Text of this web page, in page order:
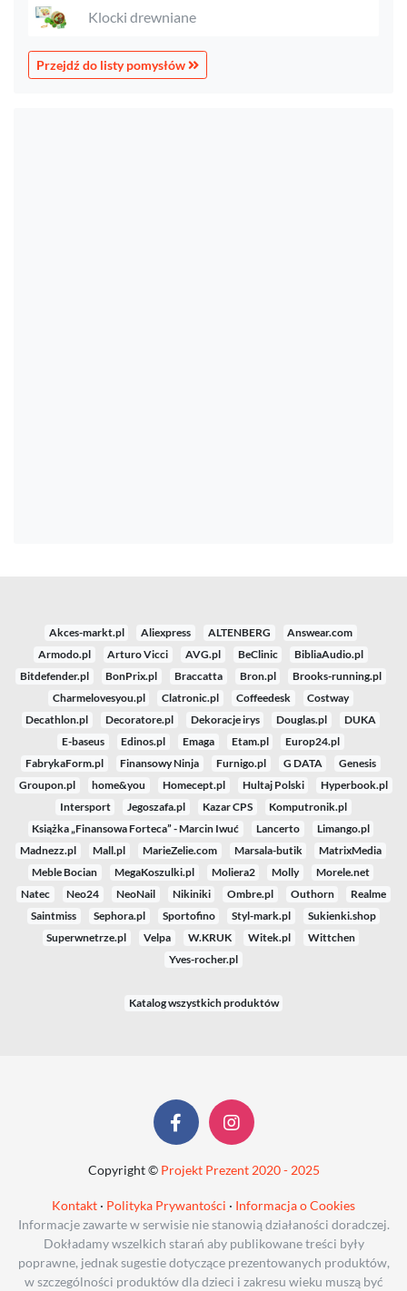
Klocki drewniane
Przejdź do listy pomysłów
Akces-markt.pl Aliexpress ALTENBERG
Answear.com
Armodo.pl
Arturo Vicci AVG.pl BeClinic
BibliaAudio.pl
Bitdefender.pl
BonPrix.pl Braccatta Bron.pl
Brooks-running.pl
Charmelovesyou.pl
Clatronic.pl Coffeedesk
Costway
Decathlon.pl
Decoratore.pl Dekoracje irys Douglas.pl
DUKA
E-baseus
Edinos.pl Emaga Etam.pl
Europ24.pl
FabrykaForm.pl
Finansowy Ninja Furnigo.pl G DATA
Genesis
Groupon.pl
home&you Homecept.pl Hultaj Polski
Hyperbook.pl
Intersport
Jegoszafa.pl Kazar CPS
Komputronik.pl
Książka „Finansowa Forteca” - Marcin Iwuć
Lancerto
Limango.pl
Madnezz.pl
Mall.pl MarieZelie.com Marsala-butik
MatrixMedia
Meble Bocian
MegaKoszulki.pl Moliera2 Molly
Morele.net
Natec
Neo24 NeoNail Nikiniki Ombre.pl Outhorn
Realme
Saintmiss
Sephora.pl Sportofino Styl-mark.pl
Sukienki.shop
Superwnetrze.pl
Velpa W.KRUK Witek.pl
Wittchen
Yves-rocher.pl
Katalog wszystkich produktów
Copyright © Projekt Prezent 2020 - 2025
Kontakt · Polityka Prywantości · Informacja o Cookies
Informacje zawarte w serwisie nie stanowią działaności doradczej.
Dokładamy wszelkich starań aby publikowane treści były
poprawne, jednak sugestie dotyczące prezentowanych produktów,
w szczególności produktów dla dzieci i zakresu wieku muszą być